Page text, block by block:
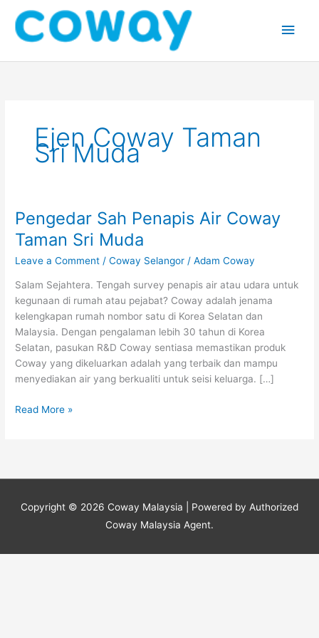
content
Ejen Coway Taman
Sri Muda
Pengedar Sah Penapis Air Coway
Taman Sri Muda
Leave a Comment /Coway Selangor /Adam Coway
Salam Sejahtera. Tengah survey penapis air atau udara untuk
kegunaan di rumah atau pejabat? Coway adalah jenama
kelengkapan rumah nombor satu di Korea Selatan dan
Malaysia. Dengan pengalaman lebih 30 tahun di Korea
Selatan, pasukan R&D Coway sentiasa memastikan produk
Coway yang dikeluarkan adalah yang terbaik dan mampu
menyediakan air yang berkualiti untuk seisi keluarga. […]
Pengedar
Sah
Penapis
Air
Sri
Muda
Read More »
Copyright © 2026 Coway Malaysia | Powered by Authorized
Coway Malaysia Agent.